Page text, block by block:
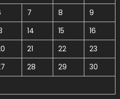
7 8
9
14 15
16
21 22
23
28 29
30